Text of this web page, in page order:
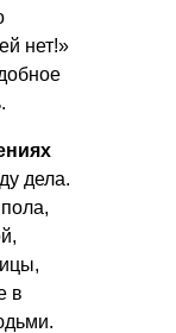
нет!»
дела.
в